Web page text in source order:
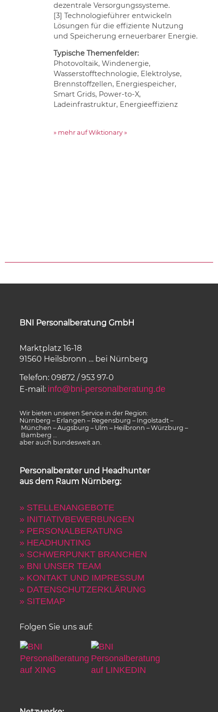
dezentrale Versorgungssysteme.
[3] Technologieführer entwickeln
Lösungen für die effiziente Nutzung
und Speicherung erneuerbarer Energie.
Typische Themenfelder:
Photovoltaik, Windenergie,
Wasserstofftechnologie, Elektrolyse,
Brennstoffzellen, Energiespeicher,
Smart Grids, Power-to-X,
Ladeinfrastruktur, Energieeffizienz
» mehr auf Wiktionary »
BNI Personalberatung GmbH
Marktplatz 16-18
91560 Heilsbronn … bei Nürnberg
Telefon: 09872 / 953 97-0
E-mail: info@bni-personalberatung.de
Wir bieten unseren Service in der Region:
Nürnberg – Erlangen – Regensburg – Ingolstadt –
München – Augsburg – Ulm – Heilbronn – Würzburg –
Bamberg …
aber auch bundesweit an.
Personalberater und Headhunter
aus dem Raum Nürnberg:
» STELLENANGEBOTE
» INITIATIVBEWERBUNGEN
» PERSONALBERATUNG
» HEADHUNTING
» SCHWERPUNKT BRANCHEN
» BNI UNSER TEAM
» KONTAKT UND IMPRESSUM
» DATENSCHUTZERKLÄRUNG
» SITEMAP
Folgen Sie uns auf: